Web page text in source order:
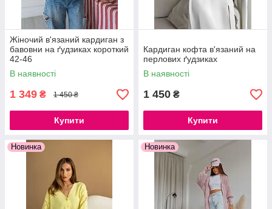
Жіночий в'язаний кардиган з
бавовни на ґудзиках короткий
42-46
В наявності
1 349 ₴ 1 450 ₴
Купити
Кардиган кофта в'язаний на
перлових ґудзиках
В наявності
1 450 ₴
Купити
Новинка Новинка